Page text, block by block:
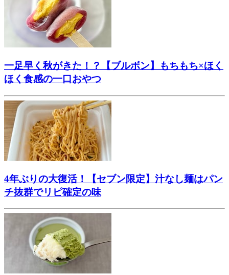
一足早く秋がきた！？【ブルボン】もちもち×ほく
ほく食感の一口おやつ
4年ぶりの大復活！【セブン限定】汁なし麺はパン
チ抜群でリピ確定の味